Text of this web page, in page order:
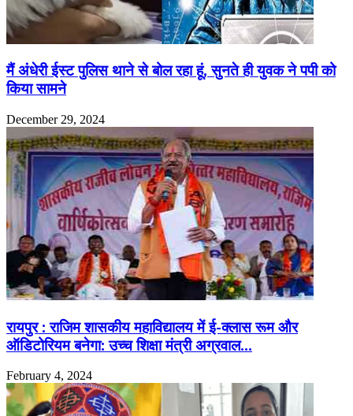
मैं अंधेरी ईस्ट पुलिस थाने से बोल रहा हूं, सुनते ही युवक ने पपी को
किया सामने
December 29, 2024
रायपुर : राजिम शासकीय महाविद्यालय में ई-क्लास रूम और
ऑडिटोरियम बनेगा: उच्च शिक्षा मंत्री अग्रवाल…
February 4, 2024